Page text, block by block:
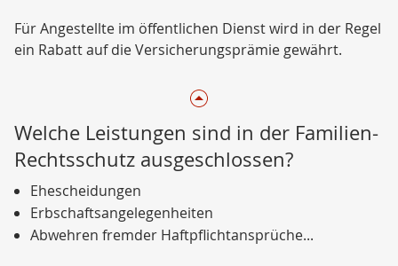
Für Angestellte im öffentlichen Dienst wird in der Regel
ein Rabatt auf die Versicherungsprämie gewährt.
Welche Leistungen sind in der Familien-
Rechtsschutz ausgeschlossen?
Ehescheidungen
Erbschaftsangelegenheiten
Abwehren fremder Haftpflichtansprüche...